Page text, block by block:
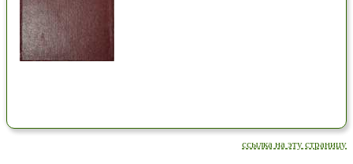
ссылка на эту страницу